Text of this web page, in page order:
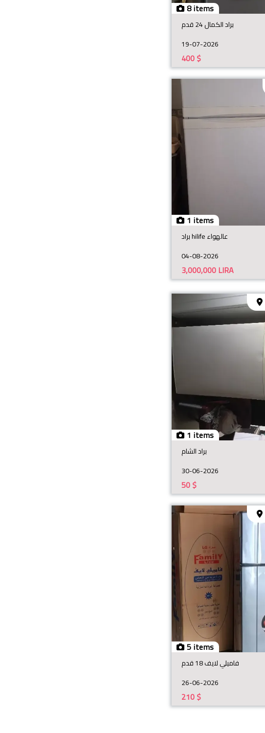
8 items
براد الكمال 24 قدم
19-07-2026
$
400
1 items
براد hilife عالهواء
04-08-2026
LIRA
3,000,000
1 items
براد الشام
30-06-2026
$
50
5 items
فاميلي لايف 18 قدم
26-06-2026
$
210